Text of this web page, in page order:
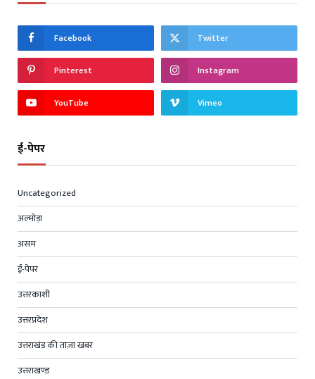
Facebook Twitter
Pinterest Instagram
YouTube Vimeo
ई-पेपर
Uncategorized
अल्मोड़ा
असम
ई-पेपर
उत्तरकाशी
उत्तरप्रदेश
उत्तराखंड की ताज़ा खबर
उत्तराखण्ड